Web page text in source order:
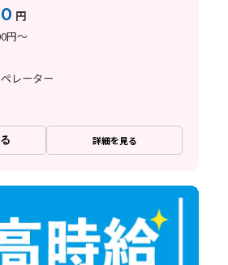
円
円～
レーター
詳細を見る